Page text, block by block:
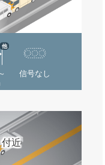
他
信号なし
近